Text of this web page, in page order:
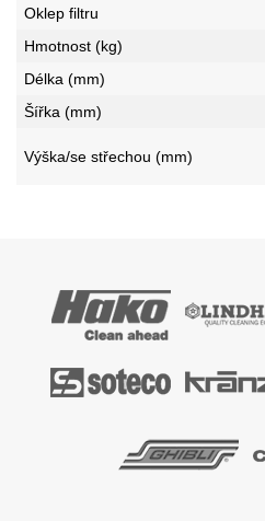
Oklep filtru
Hmotnost (kg)
Délka (mm)
Šířka (mm)
Výška/se střechou (mm)